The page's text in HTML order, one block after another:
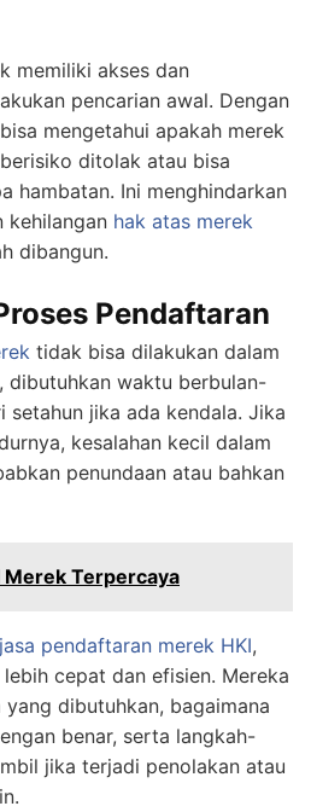
memiliki akses dan
pencarian awal. Dengan
mengetahui apakah merek
ditolak atau bisa
hambatan. Ini menghindarkan
kehilangan hak atas merek
dibangun.
Pendaftaran
tidak bisa dilakukan dalam
dibutuhkan waktu berbulan-
setahun jika ada kendala. Jika
kesalahan kecil dalam
penundaan atau bahkan
Merek Terpercaya
jasa pendaftaran merek HKI,
cepat dan efisien. Mereka
dibutuhkan, bagaimana
benar, serta langkah-
jika terjadi penolakan atau